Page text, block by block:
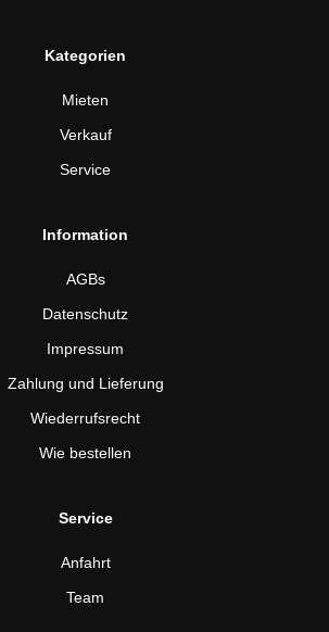
Kategorien
Mieten
Verkauf
Service
Information
AGBs
Datenschutz
Impressum
Zahlung und Lieferung
Wiederrufsrecht
Wie bestellen
Service
Anfahrt
Team